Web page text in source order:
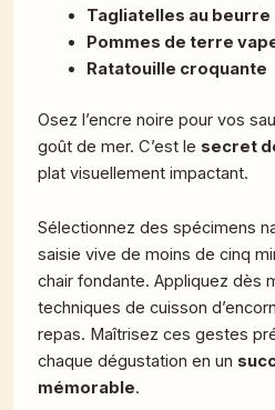
Tagliatelles au beurre
Pommes de terre
Ratatouille croquante
Osez l’encre noire pour vos
goût de mer. C’est le secret
plat visuellement impactant.
Sélectionnez des spécimens
saisie vive de moins de cinq
chair fondante. Appliquez dès
techniques de cuisson
repas. Maîtrisez ces gestes
chaque dégustation en un
mémorable.